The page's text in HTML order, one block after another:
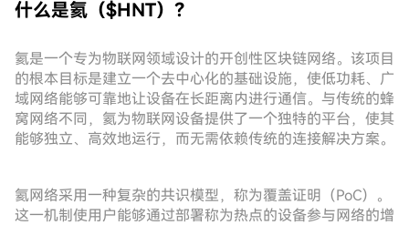
什么是氦（$HNT）？
氦是一个专为物联网领域设计的开创性区块链网络。该项目
的根本目标是建立一个去中心化的基础设施，使低功耗、广
域网络能够可靠地让设备在长距离内进行通信。与传统的蜂
窝网络不同，氦为物联网设备提供了一个独特的平台，使其
能够独立、高效地运行，而无需依赖传统的连接解决方案。
氦网络采用一种复杂的共识模型，称为覆盖证明（PoC）。
这一机制使用户能够通过部署称为热点的设备参与网络的增